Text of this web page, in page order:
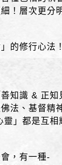
細！層次更分
」的修行心法
知識 & 正知
法、基督精
靈」都是互相
，有一種-